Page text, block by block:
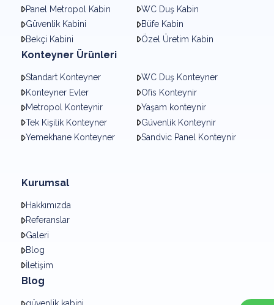
Panel Metropol Kabin
WC Duş Kabin
Güvenlik Kabini
Büfe Kabin
Bekçi Kabini
Özel Üretim Kabin
Konteyner Ürünleri
Standart Konteyner
WC Duş Konteyner
Konteyner Evler
Ofis Konteynir
Metropol Konteynir
Yaşam konteynir
Tek Kişilik Konteyner
Güvenlik Konteynir
Yemekhane Konteyner
Sandvic Panel Konteynir
Kurumsal
Hakkımızda
Referanslar
Galeri
Blog
İletişim
Blog